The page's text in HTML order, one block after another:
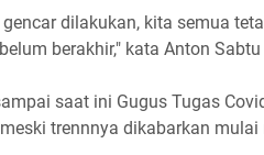
dilakukan, kita semua
berakhir," kata Anton
saat ini Gugus Tugas
trennnya dikabarkan mulai